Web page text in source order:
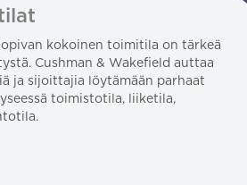
kokoinen toimitila on tärkeä
Cushman & Wakefield auttaa
ja sijoittajia löytämään parhaat
toimistotila, liiketila,